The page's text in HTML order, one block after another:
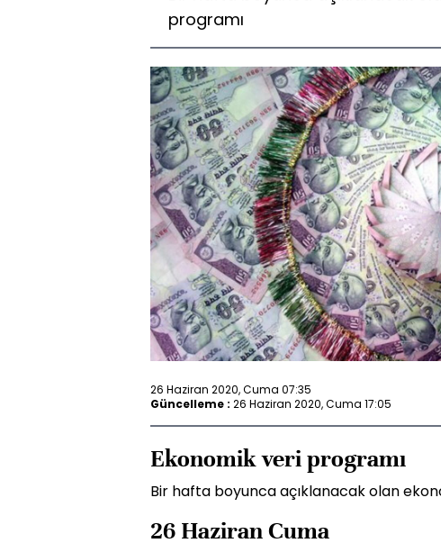
programı
26 Haziran 2020, Cuma 07:35
Güncelleme : 26 Haziran 2020, Cuma 17:05
Ekonomik veri programı
Bir hafta boyunca açıklanacak olan
26 Haziran Cuma